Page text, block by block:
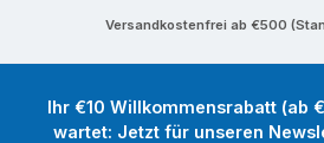
Versandkostenfrei ab €500
Ihr €10 Willkommensrabatt (ab
wartet: Jetzt für unseren